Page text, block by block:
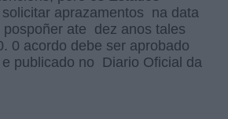
aprazamentos na data
pospoñer ate dez anos tales
0 acordo debe ser aprobado
publicado no Diario Oficial da